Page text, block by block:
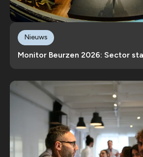
Monitor Beurzen 2026: Sector
Nieuws